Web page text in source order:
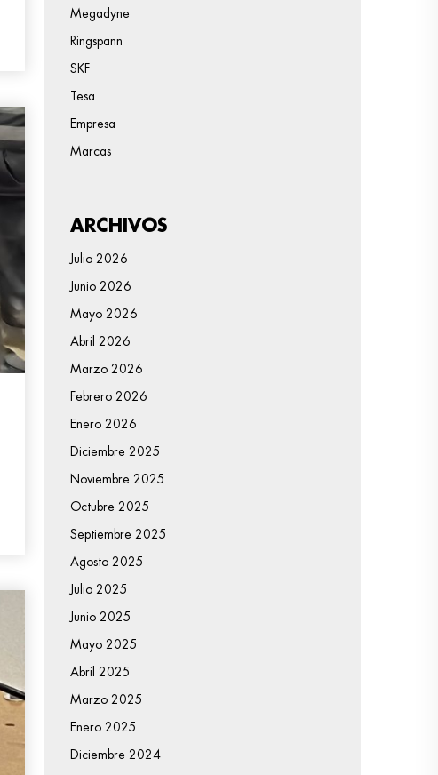
Megadyne
Ringspann
SKF
Tesa
Empresa
Marcas
ARCHIVOS
Julio 2026
Junio 2026
Mayo 2026
Abril 2026
Marzo 2026
Febrero 2026
Enero 2026
Diciembre 2025
Noviembre 2025
Octubre 2025
Septiembre 2025
Agosto 2025
Julio 2025
Junio 2025
Mayo 2025
Abril 2025
Marzo 2025
Enero 2025
Diciembre 2024